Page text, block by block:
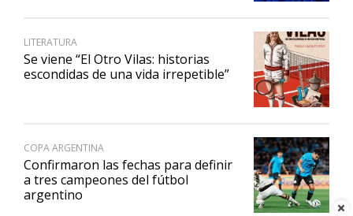
LITERATURA
Se viene “El Otro Vilas: historias
escondidas de una vida irrepetible”
COPA ARGENTINA
Confirmaron las fechas para definir
a tres campeones del fútbol
argentino